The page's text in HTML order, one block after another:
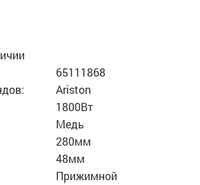
65111868
Ariston
1800Вт
Медь
280мм
48мм
Прижимной